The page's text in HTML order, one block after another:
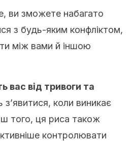
ви зможете набагато
з будь-яким конфліктом,
між вами й іншою
вас від тривоги та
з’явитися, коли виникає
того, ця риса також
контролювати